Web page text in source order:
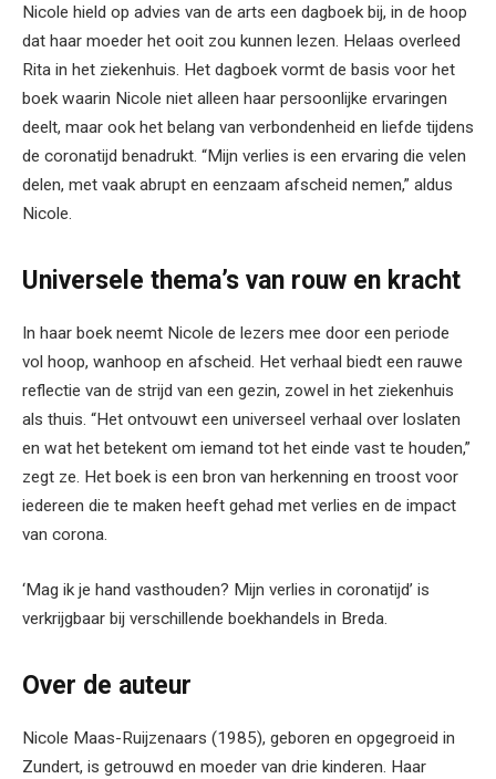
Nicole hield op advies van de arts een dagboek bij, in de hoop
dat haar moeder het ooit zou kunnen lezen. Helaas overleed
Rita in het ziekenhuis. Het dagboek vormt de basis voor het
boek waarin Nicole niet alleen haar persoonlijke ervaringen
deelt, maar ook het belang van verbondenheid en liefde tijdens
de coronatijd benadrukt. “Mijn verlies is een ervaring die velen
delen, met vaak abrupt en eenzaam afscheid nemen,” aldus
Nicole.
Universele thema’s van rouw en kracht
In haar boek neemt Nicole de lezers mee door een periode
vol hoop, wanhoop en afscheid. Het verhaal biedt een rauwe
reflectie van de strijd van een gezin, zowel in het ziekenhuis
als thuis. “Het ontvouwt een universeel verhaal over loslaten
en wat het betekent om iemand tot het einde vast te houden,”
zegt ze. Het boek is een bron van herkenning en troost voor
iedereen die te maken heeft gehad met verlies en de impact
van corona.
‘Mag ik je hand vasthouden? Mijn verlies in coronatijd’ is
verkrijgbaar bij verschillende boekhandels in Breda.
Over de auteur
Nicole Maas-Ruijzenaars (1985), geboren en opgegroeid in
Zundert, is getrouwd en moeder van drie kinderen. Haar